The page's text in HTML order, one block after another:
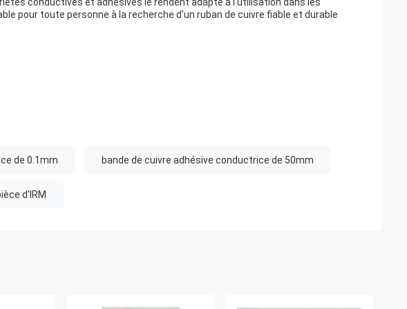
pour toute personne à la recherche d'un ruban de cuivre fiable et durable
de 0.1mm bande de cuivre adhésive conductrice de 50mm
d'IRM